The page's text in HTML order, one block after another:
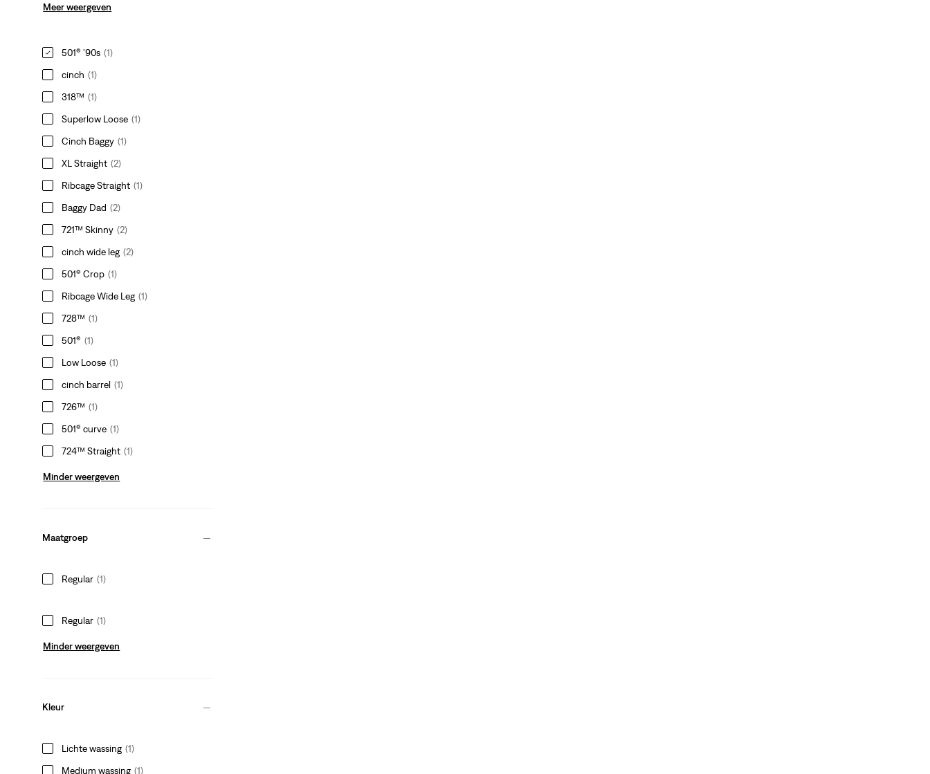
Meer weergeven
501® '90s (1)
cinch (1)
318™ (1)
Superlow Loose (1)
Cinch Baggy (1)
XL Straight (2)
Ribcage Straight (1)
Baggy Dad (2)
721™ Skinny (2)
cinch wide leg (2)
501® Crop (1)
Ribcage Wide Leg (1)
728™ (1)
501® (1)
Low Loose (1)
cinch barrel (1)
726™ (1)
501® curve (1)
724™ Straight (1)
Minder weergeven
Maatgroep
Regular (1)
Regular (1)
Minder weergeven
Kleur
Lichte wassing (1)
Medium wassing (1)